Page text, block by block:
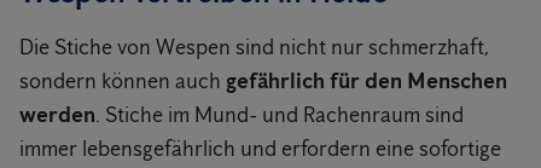
Die Stiche von Wespen sind nicht nur schmerzhaft,
sondern können auch gefährlich für den Menschen
werden. Stiche im Mund- und Rachenraum sind
immer lebensgefährlich und erfordern eine sofortige